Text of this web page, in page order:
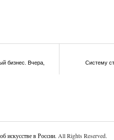
бизнес. Вчера,
Систему
искусстве в России. All Rights Reserved.